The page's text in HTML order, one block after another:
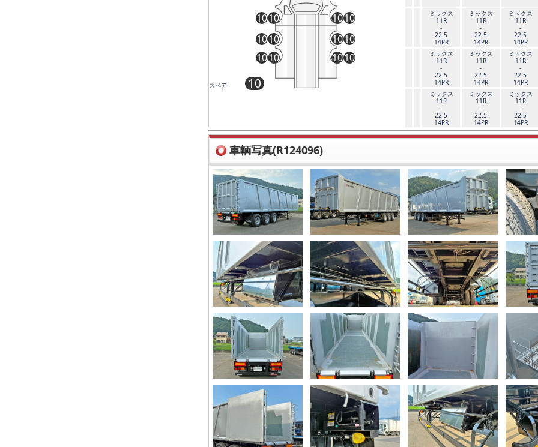
10
10 1010
10
10 1010
10
10 1010
スペア 10
ミックス
11R
-
22.5
14PR
ミックス
11R
-
22.5
14PR
ミックス
11R
-
22.5
14PR
ミックス
11R
-
22.5
14PR
ミックス
11R
-
22.5
14PR
ミックス
11R
-
22.5
14PR
ミックス
11R
-
22.5
14PR
ミックス
11R
-
22.5
14PR
ミックス
11R
-
22.5
14PR
車輌写真(R124096)